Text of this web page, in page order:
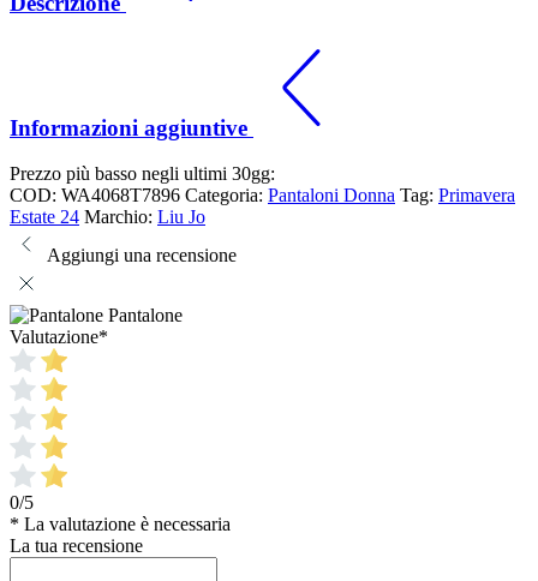
Informazioni aggiuntive
Prezzo più basso negli ultimi 30gg:
COD: WA4068T7896 Categoria: Pantaloni Donna Tag: Primavera
Estate 24 Marchio: Liu Jo
Aggiungi una recensione
Pantalone
Valutazione*
0/5
* La valutazione è necessaria
La tua recensione